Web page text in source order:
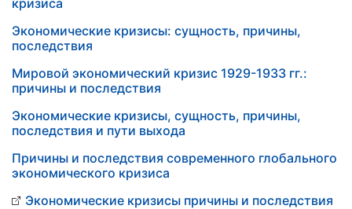
кризиса
Экономические кризисы: сущность, причины,
последствия
Мировой экономический кризис 1929-1933 гг.:
причины и последствия
Экономические кризисы, сущность, причины,
последствия и пути выхода
Причины и последствия современного глобального
экономического кризиса
Экономические кризисы причины и последствия